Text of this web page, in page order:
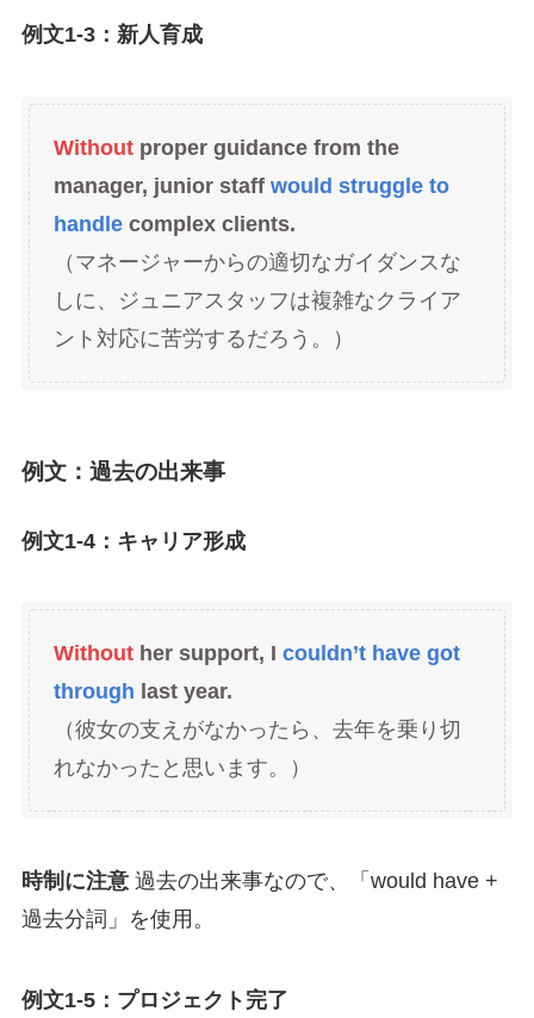
例文1-3：新人育成
Withoutproper guidance from the
manager, junior staff would struggle to
handlecomplex clients.
（マネージャーからの適切なガイダンスな
しに、ジュニアスタッフは複雑なクライア
ント対応に苦労するだろう。）
例文：過去の出来事
例文1-4：キャリア形成
Withouther support, I couldn’t have got
through last year.
（彼女の支えがなかったら、去年を乗り切
れなかったと思います。）
時制に注意過去の出来事なので、「would have +
過去分詞」を使用。
例文1-5：プロジェクト完了